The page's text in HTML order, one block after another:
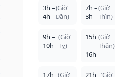
3h –
4h
(Giờ
Dần)
7h –
8h
(Giờ
Thìn)
9h –
10h
(Giờ
Tỵ)
15h
–
16h
(Giờ
Thân)
17h (Giờ
21h (Giờ